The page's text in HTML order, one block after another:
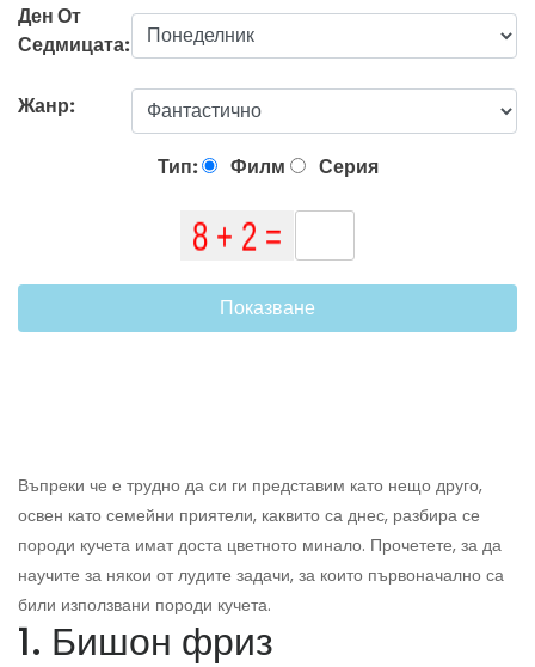
Ден От
Седмицата:
Жанр:
Тип: Филм Серия
Показване
Въпреки че е трудно да си ги представим като нещо друго,
освен като семейни приятели, каквито са днес, разбира се
породи кучета имат доста цветното минало. Прочетете, за да
научите за някои от лудите задачи, за които първоначално са
били използвани породи кучета.
1. Бишон фриз